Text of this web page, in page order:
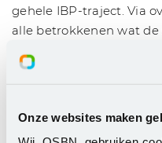
Onze websites maken
gehele IBP-traject. Via
alle betrokkenen wat
afgerond en welke in
zowel de gehele
medewerkers zonder